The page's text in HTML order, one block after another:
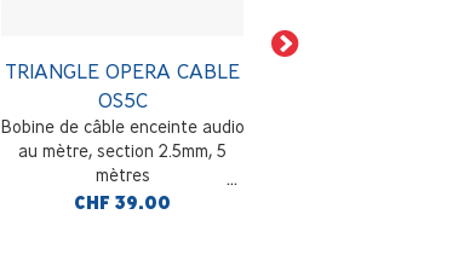
TRIANGLE OPERA CABLE
OS5C
Bobine de câble enceinte audio
au mètre, section 2.5mm, 5
mètres
CHF 39.00